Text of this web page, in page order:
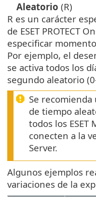
Aleatorio (R)
R es un carácter
de ESET PROTECT
especificar
Por ejemplo, el
se activa todos los
segundo aleatorio
Se
de tiempo
todos los ESET
conecten a la
Server.
Algunos ejemplos
variaciones de la